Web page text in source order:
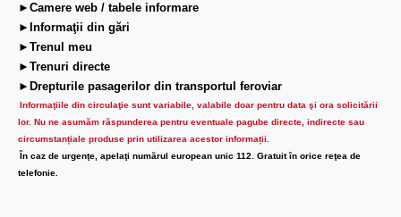
►Camere web / tabele informare
►Informaţii din gări
►Trenul meu
►Trenuri directe
►Drepturile pasagerilor din transportul feroviar
Informaţiile din circulaţie sunt variabile, valabile doar pentru data şi ora solicitării
lor. Nu ne asumăm răspunderea pentru eventuale pagube directe, indirecte sau
circumstanțiale produse prin utilizarea acestor informații.
În caz de urgenţe, apelaţi numărul european unic 112. Gratuit în orice reţea de
telefonie.